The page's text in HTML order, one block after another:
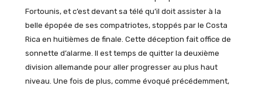
Fortounis, et c’est devant sa télé qu’il doit assister à la
belle épopée de ses compatriotes, stoppés par le Costa
Rica en huitièmes de finale. Cette déception fait office de
sonnette d’alarme. Il est temps de quitter la deuxième
division allemande pour aller progresser au plus haut
niveau. Une fois de plus, comme évoqué précédemment,